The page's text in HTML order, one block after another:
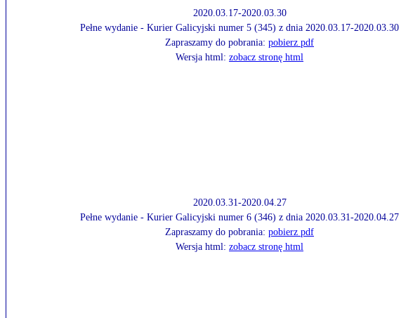
2020.03.17-2020.03.30
Pełne wydanie - Kurier Galicyjski numer 5 (345) z dnia 2020.03.17-2020.03.30
Zapraszamy do pobrania: pobierz pdf
Wersja html: zobacz stronę html
2020.03.31-2020.04.27
Pełne wydanie - Kurier Galicyjski numer 6 (346) z dnia 2020.03.31-2020.04.27
Zapraszamy do pobrania: pobierz pdf
Wersja html: zobacz stronę html